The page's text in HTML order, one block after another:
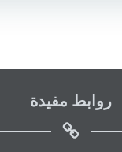
روابط مفيدة